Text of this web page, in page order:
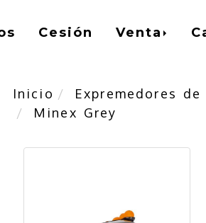
Cesión Venta
Inicio Expremedores
Minex Grey